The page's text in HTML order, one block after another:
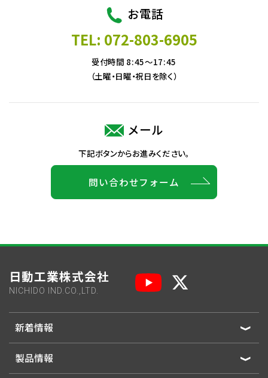
お電話
TEL: 072-803-6905
受付時間 8:45～17:45
（土曜・日曜・祝日を除く）
メール
下記ボタンからお進みください。
問い合わせフォーム
日動工業株式会社
NICHIDO IND.CO.,LTD.
新着情報
製品情報